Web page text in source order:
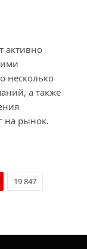
активно
несколько
а также
на рынок.
19 847